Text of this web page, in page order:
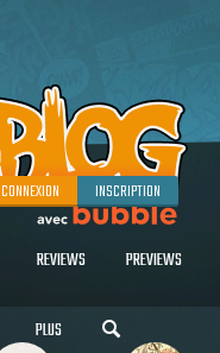
CONNEXION INSCRIPTION
REVIEWS PREVIEWS
PLUS